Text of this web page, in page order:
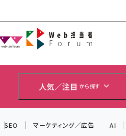
Web担
人気／注目 から探す
SEO マーケティング／広告 AI